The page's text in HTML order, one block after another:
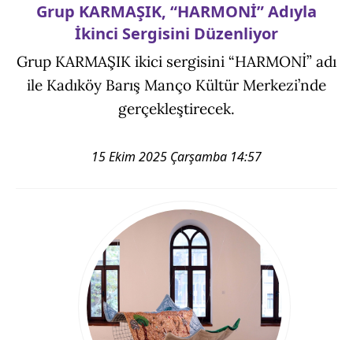
Grup KARMAŞIK, “HARMONİ” Adıyla
İkinci Sergisini Düzenliyor
Grup KARMAŞIK ikici sergisini “HARMONİ” adı
ile Kadıköy Barış Manço Kültür Merkezi’nde
gerçekleştirecek.
15 Ekim 2025 Çarşamba 14:57